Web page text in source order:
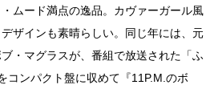
ムード満点の逸品。カヴァーガール風
ザインも素晴らしい。同じ年には、元
・マグラスが、番組で放送された「ふ
コンパクト盤に収めて『11P.M.のボ